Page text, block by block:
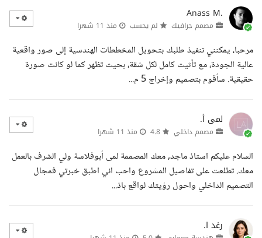
Anass M.
مصمم جرافيك لم يحسب منذ 11 شهرا
مرحبا، يمكنني تنفيذ طلبك بتحويل المخططات الهندسية إلى صور واقعية
عالية الجودة، مع تأثيث كامل لكل شقة، بحيث تظهر كما لو كانت صورة
حقيقية. سأقوم بتصميم وإخراج 5 م...
لمى أ.
مصمم داخلي منذ 11 شهرا
السلام عليكم استاذ ماجد, معك المصممة لمى أبوفلاسة ولي الشرف بالعمل
معك. تطلعت على تفاصيل المشروع واحب اني اطبق خبرتي فمجال
التصميم الداخلي واحول رؤيتك لواقع باذ...
رغد ا.